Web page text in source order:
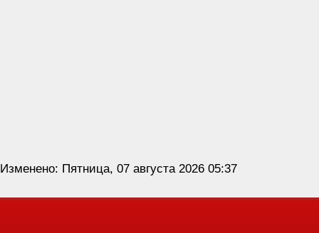
Изменено: Пятница, 07 августа 2026 05:37